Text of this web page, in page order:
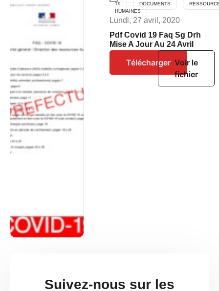
19
DOCUMENTS
HUMAINES
Lundi, 27 avril, 2020
Pdf Covid 19 Faq Sg Drh
Mise A Jour Au 24 Avril
Télécharger Voir le
fichier
Suivez-nous sur les